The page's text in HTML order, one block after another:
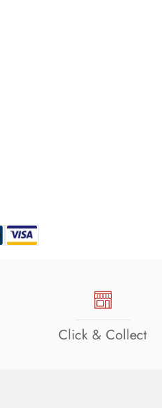
Click & Collect